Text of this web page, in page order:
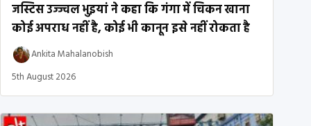
जस्टिस उज्ज्वल भुइयां ने कहा कि गंगा में चिकन खाना
कोई अपराध नहीं है, कोई भी कानून इसे नहीं रोकता है
Ankita Mahalanobish
5th August 2026